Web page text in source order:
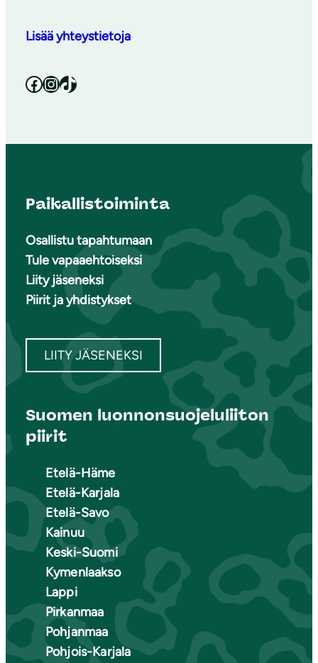
Lisää yhteystietoja
Facebook InstagramTikTok
Paikallistoiminta
Osallistu tapahtumaan
Tule vapaaehtoiseksi
Liity jäseneksi
Piirit ja yhdistykset
LIITY JÄSENEKSI
Suomen luonnonsuojeluliiton
piirit
Etelä-Häme
Etelä-Karjala
Etelä-Savo
Kainuu
Keski-Suomi
Kymenlaakso
Lappi
Pirkanmaa
Pohjanmaa
Pohjois-Karjala